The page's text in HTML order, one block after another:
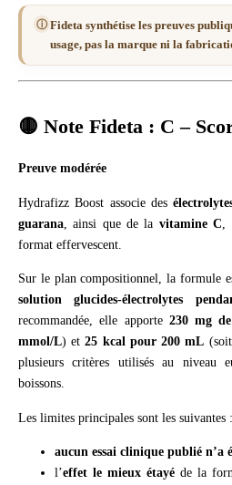
ⓘ Fideta synthétise les preuves
usage, pas la marque ni la
🟡 Note Fideta : C –
Preuve modérée
Hydrafizz Boost associe des
guarana , ainsi que de la vitamine C
format effervescent.
Sur le plan compositionnel, la formule
solution glucides-électrolytes
recommandée, elle apporte 230 mg
mmol/L) et25 kcal pour 200 mL (soit
plusieurs critères utilisés au niveau
boissons.
Les limites principales sont les suivantes :
aucun essai clinique publié
l’effet le mieux étayé de la